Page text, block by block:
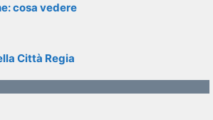
cosa vedere
Città Regia